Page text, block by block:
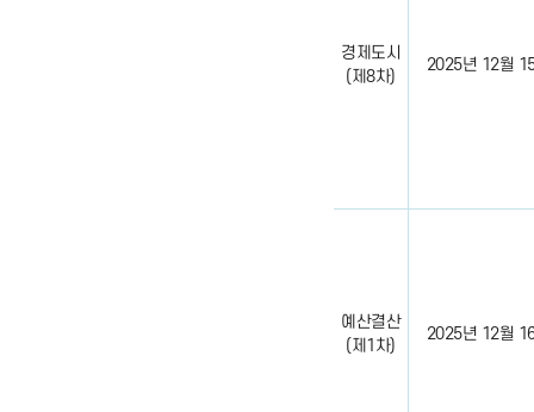
경제도시
(제8차)
2025년 12월
예산결산
(제1차)
2025년 12월